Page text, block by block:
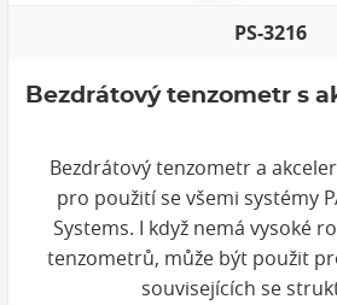
PS-3216
Bezdrátový tenzometr s
Bezdrátový tenzometr a
pro použití se všemi systémy
Systems. I když nemá vysoké
tenzometrů, může být použit
souvisejících se